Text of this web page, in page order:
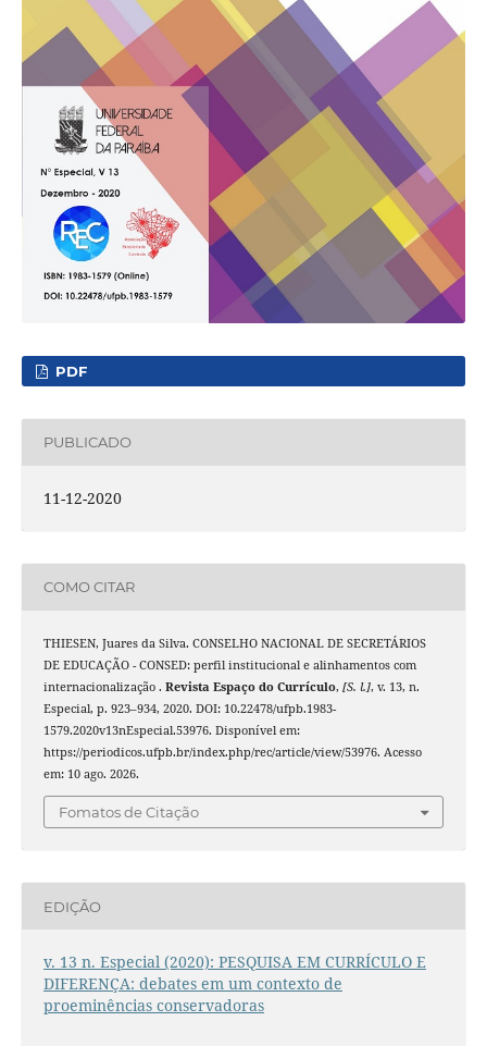
PDF
PUBLICADO
11-12-2020
COMO CITAR
THIESEN, Juares da Silva. CONSELHO NACIONAL DE SECRETÁRIOS
DE EDUCAÇÃO - CONSED: perfil institucional e alinhamentos com
internacionalização . Revista Espaço do Currículo, [S. l.], v. 13, n.
Especial, p. 923–934, 2020. DOI: 10.22478/ufpb.1983-
1579.2020v13nEspecial.53976. Disponível em:
https://periodicos.ufpb.br/index.php/rec/article/view/53976. Acesso
em: 10 ago. 2026.
Fomatos de Citação
EDIÇÃO
v. 13 n. Especial (2020): PESQUISA EM CURRÍCULO E
DIFERENÇA: debates em um contexto de
proeminências conservadoras